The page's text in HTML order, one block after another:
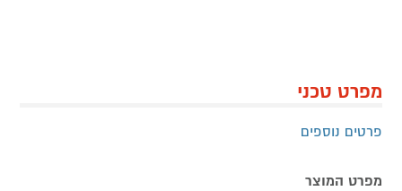
מפרט טכני
פרטים נוספים
מפרט המוצר